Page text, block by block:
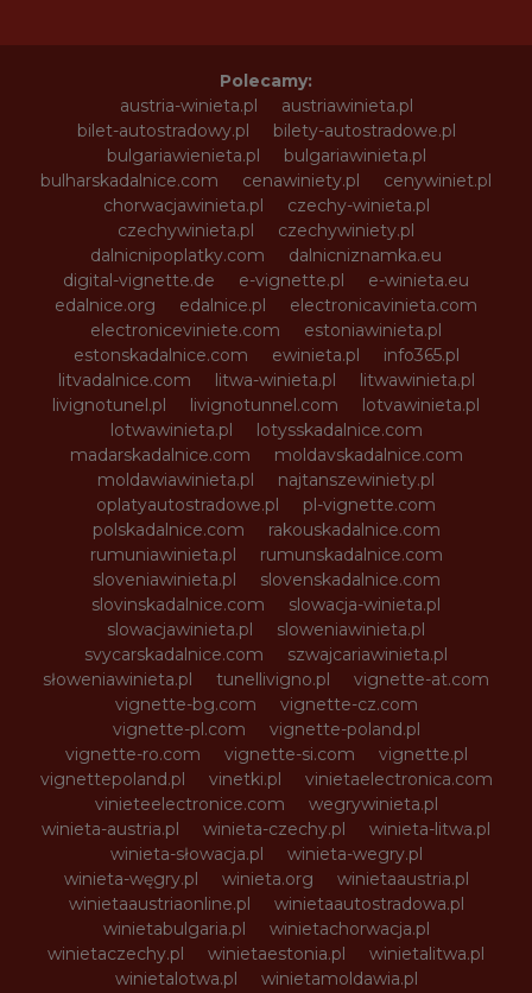
Polecamy:
austria-winieta.pl
austriawinieta.pl
bilet-autostradowy.pl
bilety-autostradowe.pl
bulgariawienieta.pl
bulgariawinieta.pl
bulharskadalnice.com
cenawiniety.pl
cenywiniet.pl
chorwacjawinieta.pl
czechy-winieta.pl
czechywinieta.pl
czechywiniety.pl
dalnicnipoplatky.com
dalnicniznamka.eu
digital-vignette.de
e-vignette.pl
e-winieta.eu
edalnice.org
edalnice.pl
electronicavinieta.com
electroniceviniete.com
estoniawinieta.pl
estonskadalnice.com
ewinieta.pl
info365.pl
litvadalnice.com
litwa-winieta.pl
litwawinieta.pl
livignotunel.pl
livignotunnel.com
lotvawinieta.pl
lotwawinieta.pl
lotysskadalnice.com
madarskadalnice.com
moldavskadalnice.com
moldawiawinieta.pl
najtanszewiniety.pl
oplatyautostradowe.pl
pl-vignette.com
polskadalnice.com
rakouskadalnice.com
rumuniawinieta.pl
rumunskadalnice.com
sloveniawinieta.pl
slovenskadalnice.com
slovinskadalnice.com
slowacja-winieta.pl
slowacjawinieta.pl
sloweniawinieta.pl
svycarskadalnice.com
szwajcariawinieta.pl
słoweniawinieta.pl
tunellivigno.pl
vignette-at.com
vignette-bg.com
vignette-cz.com
vignette-pl.com
vignette-poland.pl
vignette-ro.com
vignette-si.com
vignette.pl
vignettepoland.pl
vinetki.pl
vinietaelectronica.com
vinieteelectronice.com
wegrywinieta.pl
winieta-austria.pl
winieta-czechy.pl
winieta-litwa.pl
winieta-słowacja.pl
winieta-wegry.pl
winieta-węgry.pl
winieta.org
winietaaustria.pl
winietaaustriaonline.pl
winietaautostradowa.pl
winietabulgaria.pl
winietachorwacja.pl
winietaczechy.pl
winietaestonia.pl
winietalitwa.pl
winietalotwa.pl
winietamoldawia.pl